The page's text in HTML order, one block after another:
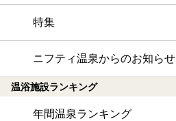
特集
ニフティ温泉からのお知らせ
温浴施設ランキング
年間温泉ランキング